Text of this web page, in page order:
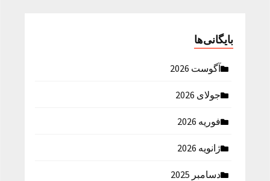
بایگانی‌ها
آگوست 2026
جولای 2026
فوریه 2026
ژانویه 2026
دسامبر 2025